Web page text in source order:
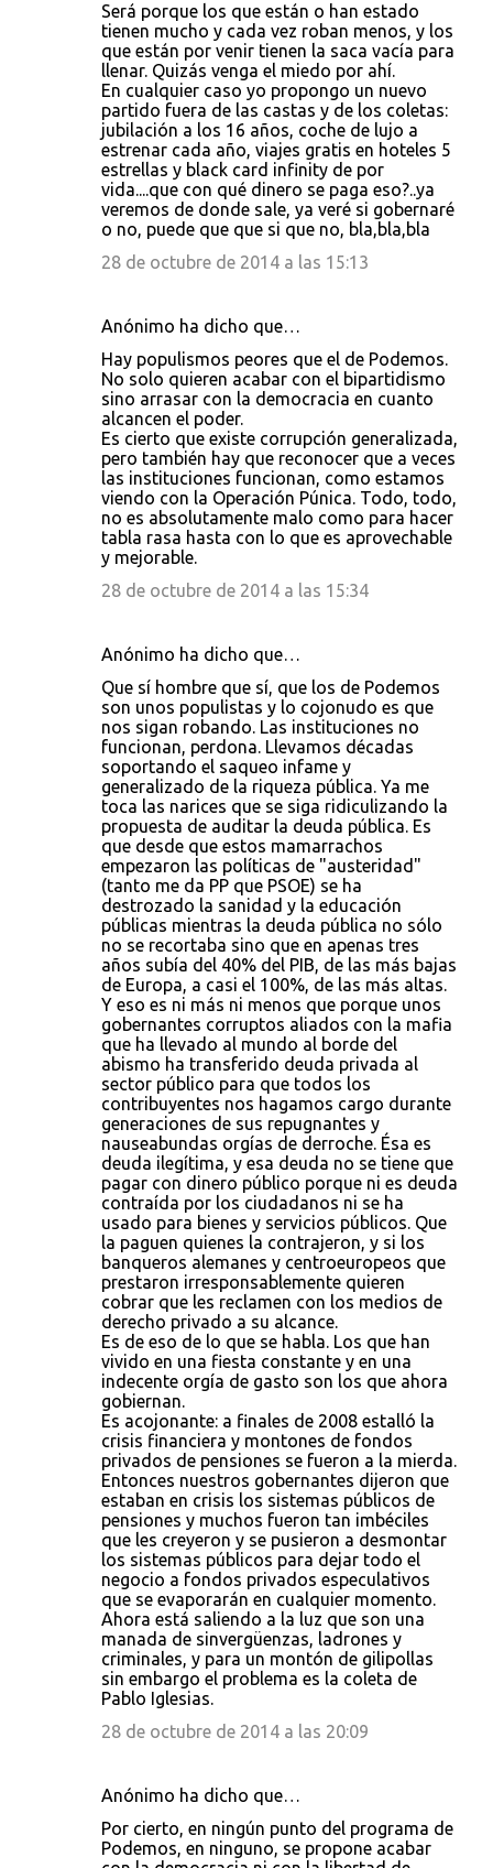
Será porque los que están o han estado
tienen mucho y cada vez roban menos, y los
que están por venir tienen la saca vacía para
llenar. Quizás venga el miedo por ahí.
En cualquier caso yo propongo un nuevo
partido fuera de las castas y de los coletas:
jubilación a los 16 años, coche de lujo a
estrenar cada año, viajes gratis en hoteles 5
estrellas y black card infinity de por
vida....que con qué dinero se paga eso?..ya
veremos de donde sale, ya veré si gobernaré
o no, puede que que si que no, bla,bla,bla
28 de octubre de 2014 a las 15:13
Anónimo ha dicho que…
Hay populismos peores que el de Podemos.
No solo quieren acabar con el bipartidismo
sino arrasar con la democracia en cuanto
alcancen el poder.
Es cierto que existe corrupción generalizada,
pero también hay que reconocer que a veces
las instituciones funcionan, como estamos
viendo con la Operación Púnica. Todo, todo,
no es absolutamente malo como para hacer
tabla rasa hasta con lo que es aprovechable
y mejorable.
28 de octubre de 2014 a las 15:34
Anónimo ha dicho que…
Que sí hombre que sí, que los de Podemos
son unos populistas y lo cojonudo es que
nos sigan robando. Las instituciones no
funcionan, perdona. Llevamos décadas
soportando el saqueo infame y
generalizado de la riqueza pública. Ya me
toca las narices que se siga ridiculizando la
propuesta de auditar la deuda pública. Es
que desde que estos mamarrachos
empezaron las políticas de "austeridad"
(tanto me da PP que PSOE) se ha
destrozado la sanidad y la educación
públicas mientras la deuda pública no sólo
no se recortaba sino que en apenas tres
años subía del 40% del PIB, de las más bajas
de Europa, a casi el 100%, de las más altas.
Y eso es ni más ni menos que porque unos
gobernantes corruptos aliados con la mafia
que ha llevado al mundo al borde del
abismo ha transferido deuda privada al
sector público para que todos los
contribuyentes nos hagamos cargo durante
generaciones de sus repugnantes y
nauseabundas orgías de derroche. Ésa es
deuda ilegítima, y esa deuda no se tiene que
pagar con dinero público porque ni es deuda
contraída por los ciudadanos ni se ha
usado para bienes y servicios públicos. Que
la paguen quienes la contrajeron, y si los
banqueros alemanes y centroeuropeos que
prestaron irresponsablemente quieren
cobrar que les reclamen con los medios de
derecho privado a su alcance.
Es de eso de lo que se habla. Los que han
vivido en una fiesta constante y en una
indecente orgía de gasto son los que ahora
gobiernan.
Es acojonante: a finales de 2008 estalló la
crisis financiera y montones de fondos
privados de pensiones se fueron a la mierda.
Entonces nuestros gobernantes dijeron que
estaban en crisis los sistemas públicos de
pensiones y muchos fueron tan imbéciles
que les creyeron y se pusieron a desmontar
los sistemas públicos para dejar todo el
negocio a fondos privados especulativos
que se evaporarán en cualquier momento.
Ahora está saliendo a la luz que son una
manada de sinvergüenzas, ladrones y
criminales, y para un montón de gilipollas
sin embargo el problema es la coleta de
Pablo Iglesias.
28 de octubre de 2014 a las 20:09
Anónimo ha dicho que…
Por cierto, en ningún punto del programa de
Podemos, en ninguno, se propone acabar